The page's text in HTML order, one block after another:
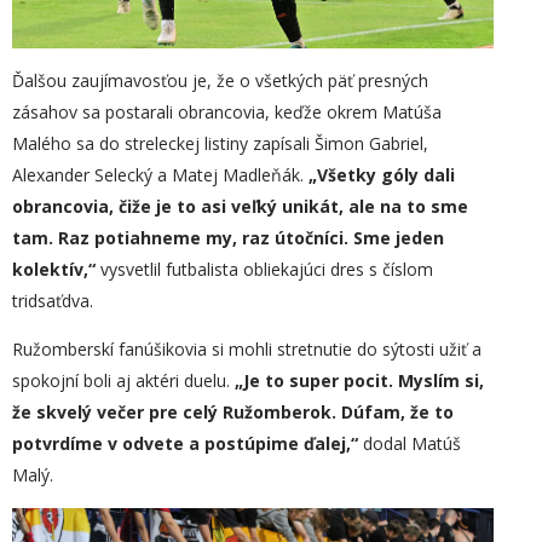
Ďalšou zaujímavosťou je, že o všetkých päť presných
zásahov sa postarali obrancovia, keďže okrem Matúša
Malého sa do streleckej listiny zapísali Šimon Gabriel,
Alexander Selecký a Matej Madleňák. „Všetky góly dali
obrancovia, čiže je to asi veľký unikát, ale na to sme
tam. Raz potiahneme my, raz útočníci. Sme jeden
kolektív,“ vysvetlil futbalista obliekajúci dres s číslom
tridsaťdva.
Ružomberskí fanúšikovia si mohli stretnutie do sýtosti užiť a
spokojní boli aj aktéri duelu. „Je to super pocit. Myslím si,
že skvelý večer pre celý Ružomberok. Dúfam, že to
potvrdíme v odvete a postúpime ďalej,“ dodal Matúš
Malý.